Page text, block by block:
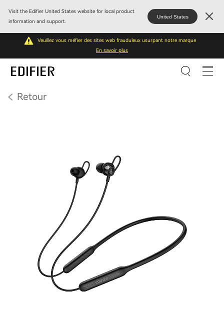
Visit the Edifier United States website for local product
information and support.
United States
Veuillez vous méfier des sites web frauduleux usurpant notre marque
En savoir plus
Retour